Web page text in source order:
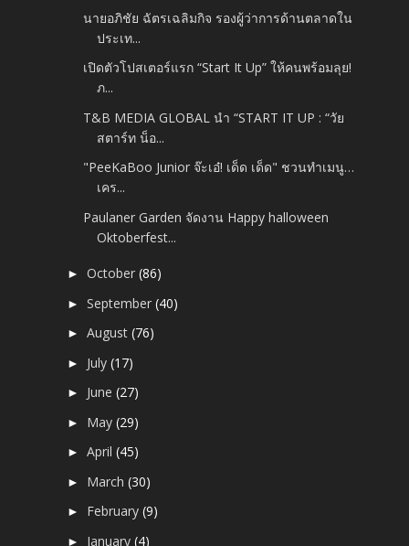
นายอภิชัย ฉัตรเฉลิมกิจ รองผู้ว่าการด้านตลาดใน
ประเท...
เปิดตัวโปสเตอร์แรก “Start It Up” ให้คนพร้อมลุย!
ภ...
T&B MEDIA GLOBAL นำ “START IT UP : “วัย
สตาร์ท น็อ...
"PeeKaBoo Junior จ๊ะเอ๋! เด็ด เด็ด" ชวนทำเมนู…
เคร...
Paulaner Garden จัดงาน Happy halloween
Oktoberfest...
►October(86)
►September(40)
►August(76)
► July(17)
► June(27)
► May(29)
►April(45)
► March(30)
► February(9)
► January(4)